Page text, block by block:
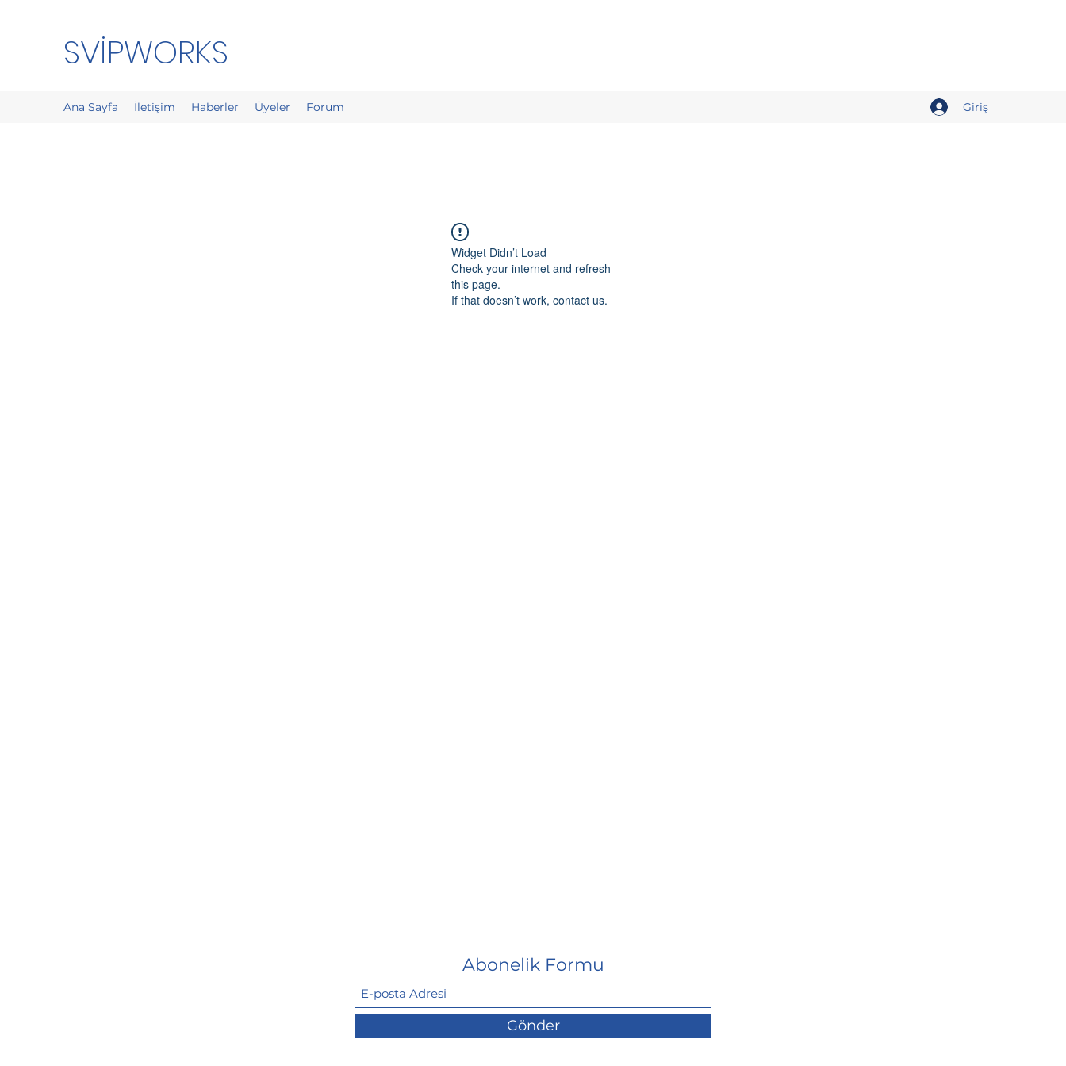
SVİPWORKS
Ana Sayfa İletişim Haberler Üyeler Forum Giriş
Widget Didn’t Load
Check your internet and refresh
this page.
If that doesn’t work, contact us.
Abonelik Formu
Gönder